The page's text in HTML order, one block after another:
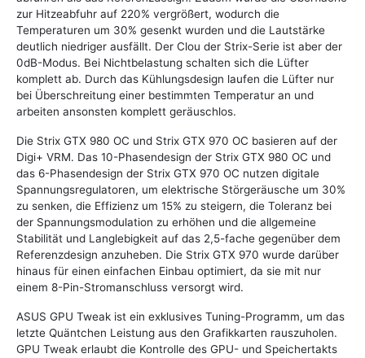
zur Hitzeabfuhr auf 220% vergrößert, wodurch die
Temperaturen um 30% gesenkt wurden und die Lautstärke
deutlich niedriger ausfällt. Der Clou der Strix-Serie ist aber der
0dB-Modus. Bei Nichtbelastung schalten sich die Lüfter
komplett ab. Durch das Kühlungsdesign laufen die Lüfter nur
bei Überschreitung einer bestimmten Temperatur an und
arbeiten ansonsten komplett geräuschlos.
Die Strix GTX 980 OC und Strix GTX 970 OC basieren auf der
Digi+ VRM. Das 10-Phasendesign der Strix GTX 980 OC und
das 6-Phasendesign der Strix GTX 970 OC nutzen digitale
Spannungsregulatoren, um elektrische Störgeräusche um 30%
zu senken, die Effizienz um 15% zu steigern, die Toleranz bei
der Spannungsmodulation zu erhöhen und die allgemeine
Stabilität und Langlebigkeit auf das 2,5-fache gegenüber dem
Referenzdesign anzuheben. Die Strix GTX 970 wurde darüber
hinaus für einen einfachen Einbau optimiert, da sie mit nur
einem 8-Pin-Stromanschluss versorgt wird.
ASUS GPU Tweak ist ein exklusives Tuning-Programm, um das
letzte Quäntchen Leistung aus den Grafikkarten rauszuholen.
GPU Tweak erlaubt die Kontrolle des GPU- und Speichertakts